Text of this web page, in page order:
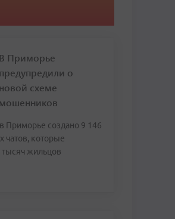
В Приморье
предупредили о
новой схеме
мошенников
Приморье создано 9 146
чатов, которые
тысяч жильцов